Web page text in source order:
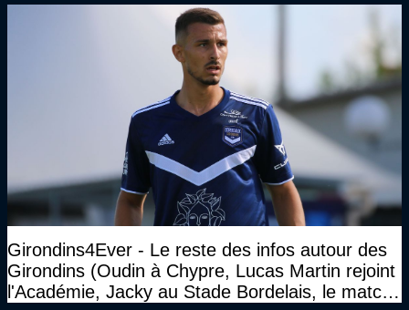
Girondins4Ever - Le reste des infos autour des
Girondins (Oudin à Chypre, Lucas Martin rejoint
l'Académie, Jacky au Stade Bordelais, le match